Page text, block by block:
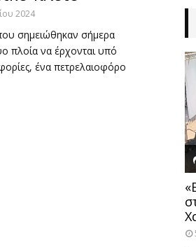
2024
σημειώθηκαν σήμερα
πλοία να έρχονται υπό
ένα πετρελαιοφόρο